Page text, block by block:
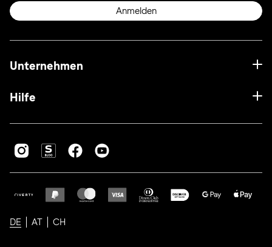
Anmelden
Unternehmen
Hilfe
DE AT CH